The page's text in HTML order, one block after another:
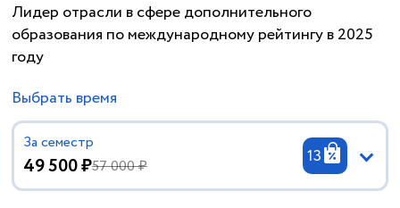
Лидер отрасли в сфере дополнительного
образования по международному рейтингу в 2025
году
Выбрать время
За семестр
49 500 ₽57 000 ₽ 13